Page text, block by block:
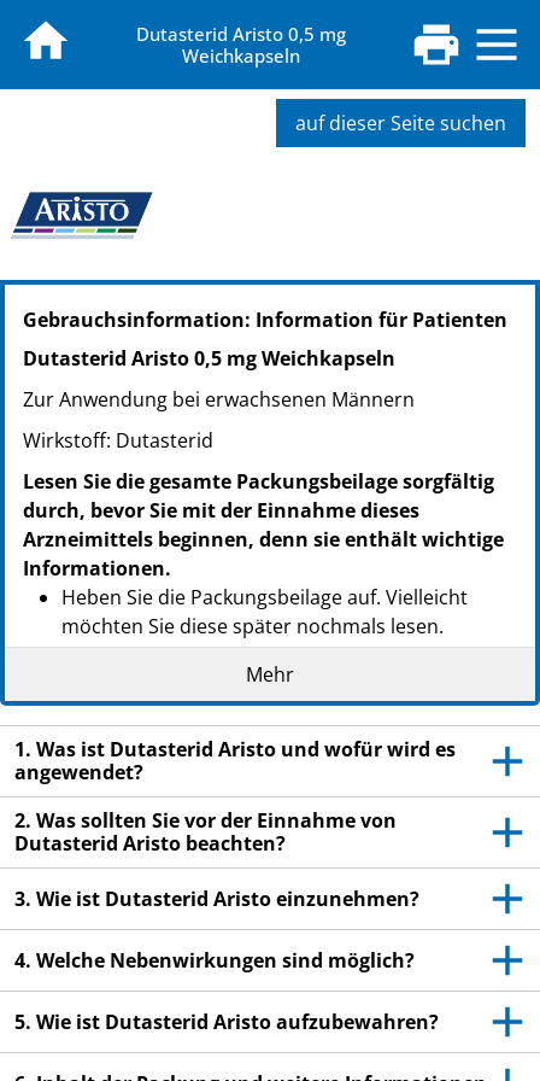
Dutasterid Aristo 0,5 mg
Weichkapseln
auf dieser Seite suchen
PZN: 17507217
PPN: 111750721757
PZN: 17507223
PZN: 17507246
PPN: 111750724676
Gebrauchsinformation: Information für Patienten
Dutasterid Aristo 0,5 mg Weichkapseln
Zur Anwendung bei erwachsenen Männern
Wirkstoff: Dutasterid
Lesen Sie die gesamte Packungsbeilage sorgfältig
durch, bevor Sie mit der Einnahme dieses
Arzneimittels beginnen, denn sie enthält wichtige
Informationen.
Heben Sie die Packungsbeilage auf. Vielleicht
möchten Sie diese später nochmals lesen.
Wenn Sie weitere Fragen haben, wenden Sie sich
an Ihren Arzt oder Apotheker.
Dieses Arzneimittel wurde Ihnen persönlich
verschrieben. Geben Sie es nicht an Dritte weiter.
Es kann anderen Menschen schaden, auch wenn
diese die gleichen Beschwerden haben wie Sie.
Wenn Sie Nebenwirkungen bemerken, wenden Sie
sich an Ihren Arzt oder Apotheker. Dies gilt auch
für Nebenwirkungen, die nicht in dieser
Packungsbeilage angegeben sind. Siehe Abschnitt
Mehr
1. Was ist Dutasterid Aristo und wofür wird es
angewendet?
2. Was sollten Sie vor der Einnahme von
Dutasterid Aristo beachten?
3. Wie ist Dutasterid Aristo einzunehmen?
4. Welche Nebenwirkungen sind möglich?
5. Wie ist Dutasterid Aristo aufzubewahren?